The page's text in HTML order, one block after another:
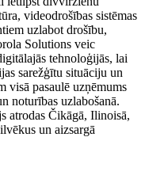
videodrošības sistēmas
uzlabot drošību,
Solutions veic
tehnoloģijās, lai
sarežģītu situāciju un
pasaulē uzņēmums
noturības uzlabošanā.
atrodas Čikāgā, Ilinoisā,
un aizsargā